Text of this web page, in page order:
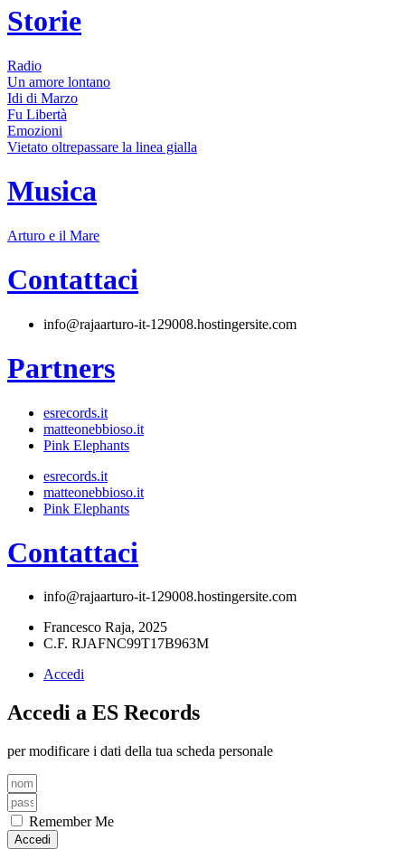
Storie
Radio
Un amore lontano
Idi di Marzo
Fu Libertà
Emozioni
Vietato oltrepassare la linea gialla
Musica
Arturo e il Mare
Contattaci
info@rajaarturo-it-129008.hostingersite.com
Partners
esrecords.it
matteonebbioso.it
Pink Elephants
esrecords.it
matteonebbioso.it
Pink Elephants
Contattaci
info@rajaarturo-it-129008.hostingersite.com
Francesco Raja, 2025
C.F. RJAFNC99T17B963M
Accedi
Accedi a ES Records
per modificare i dati della tua scheda personale
Remember Me
Accedi